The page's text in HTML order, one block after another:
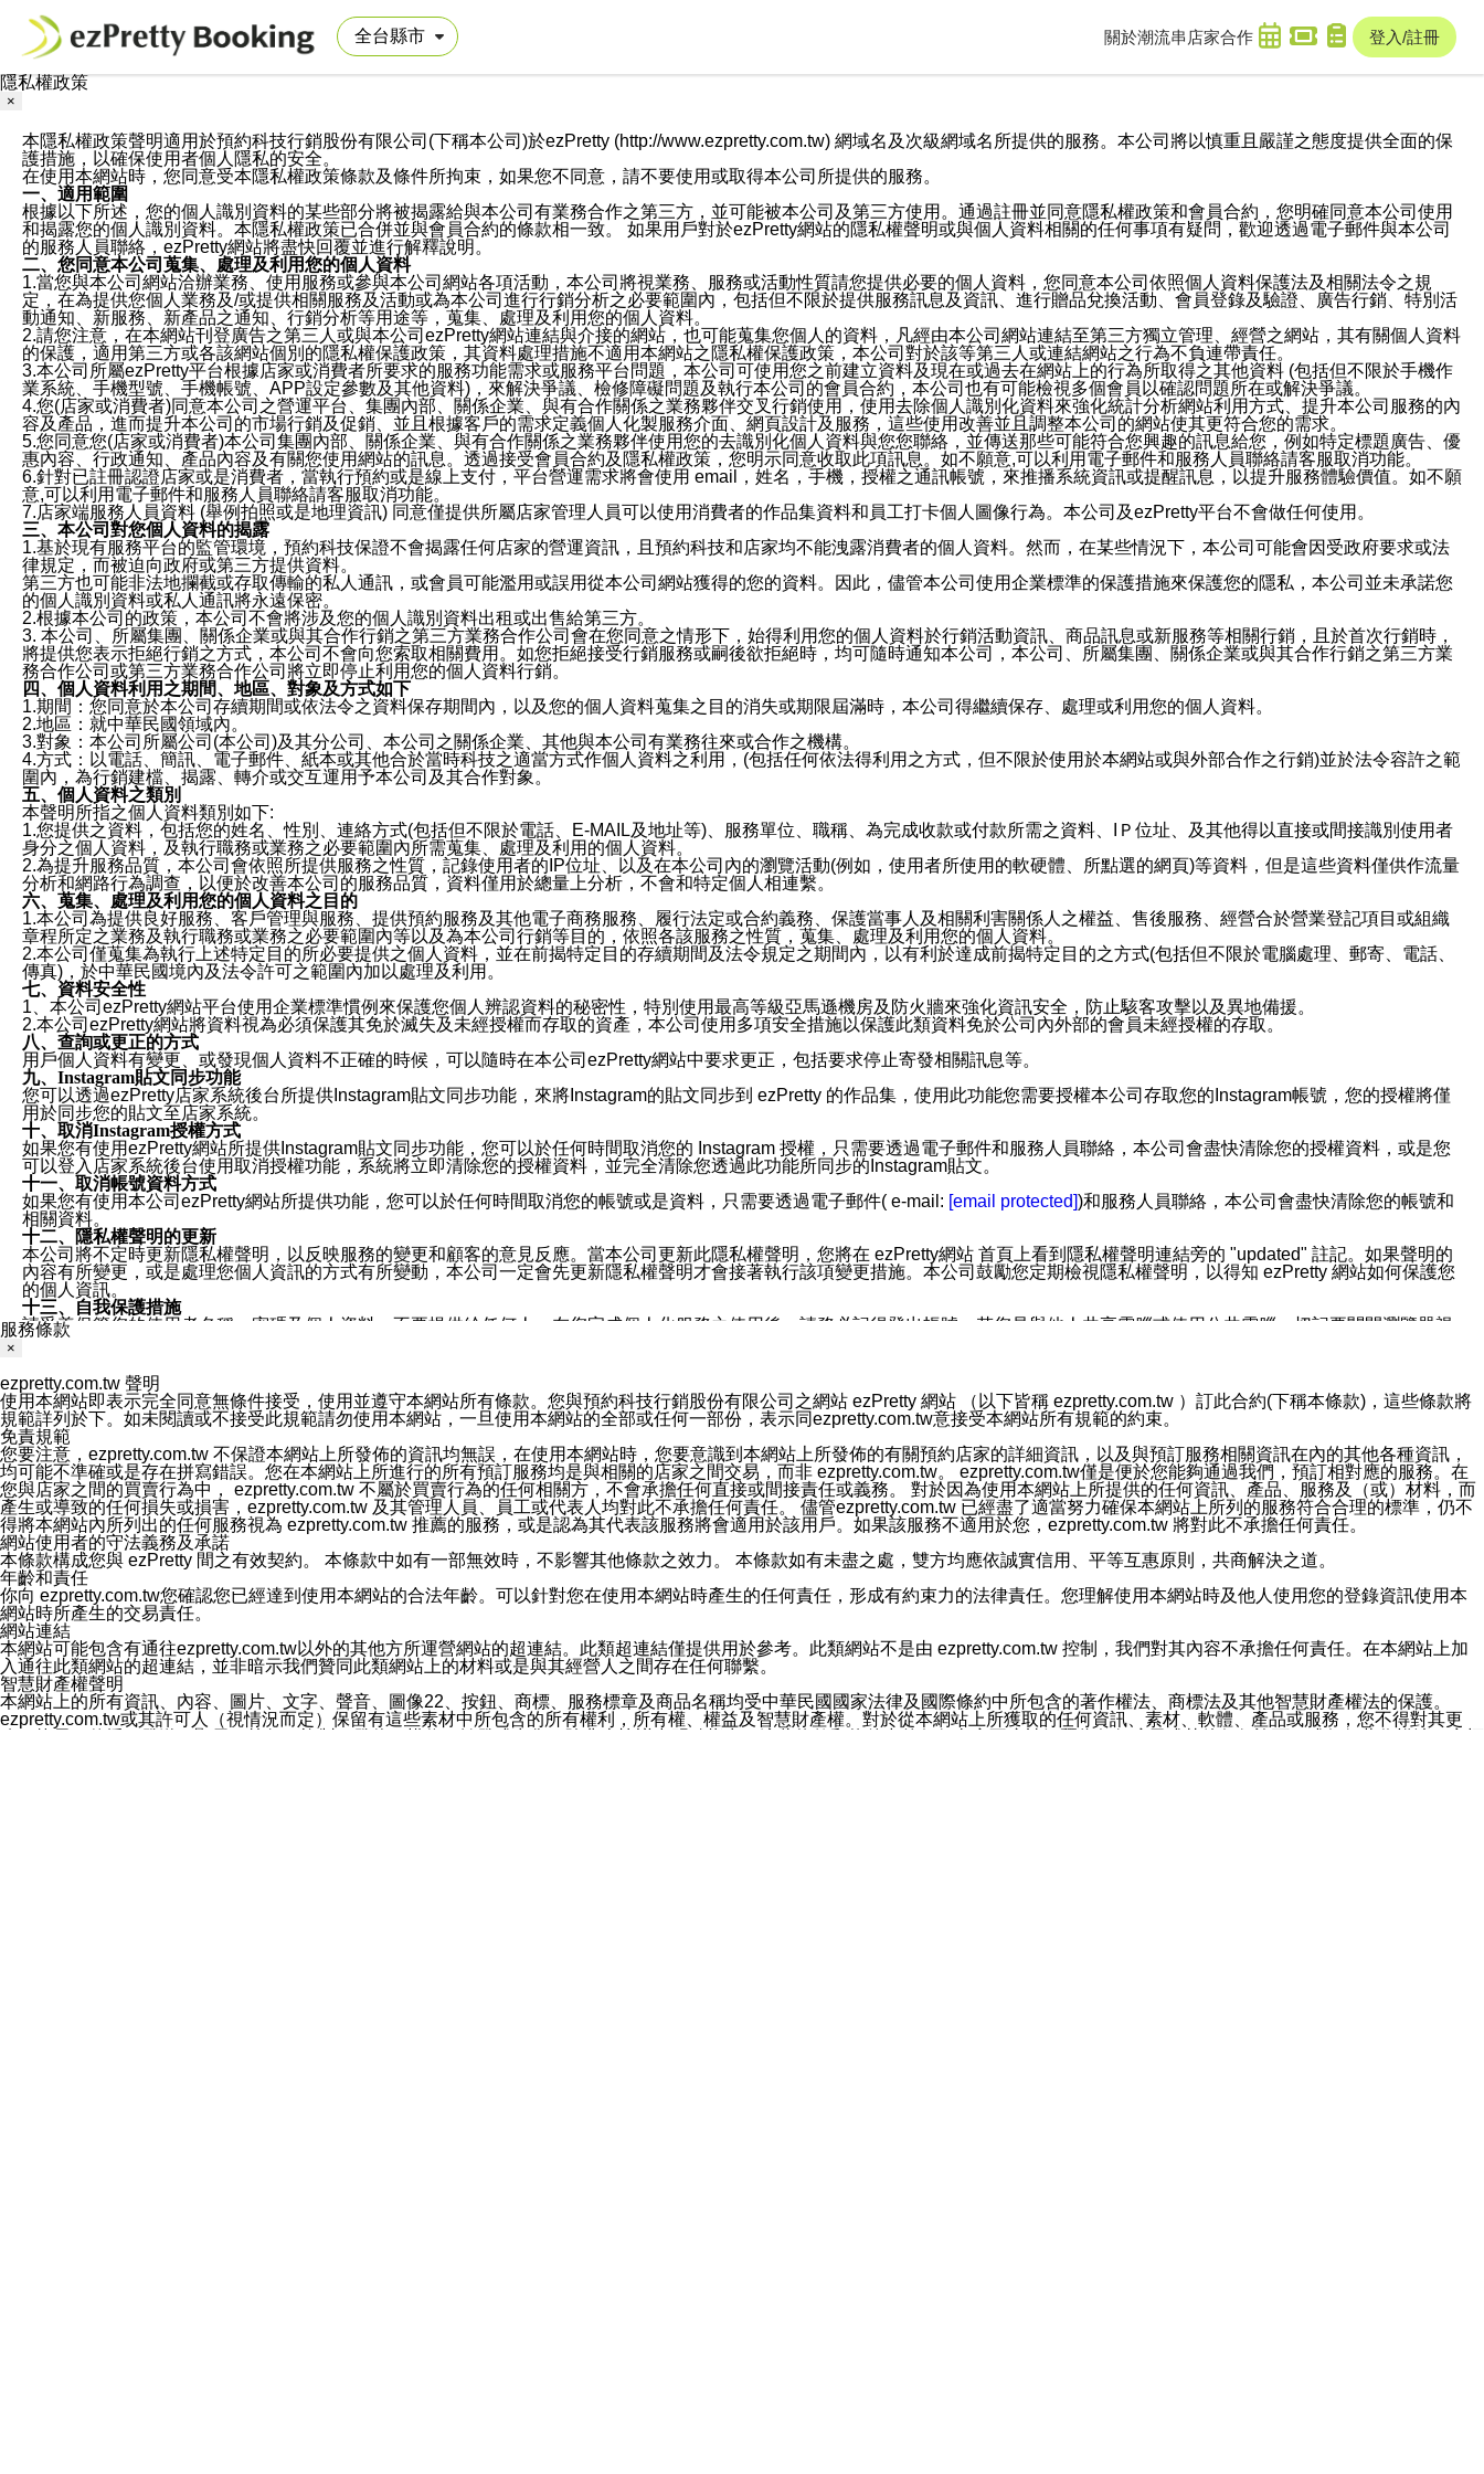
關於潮流串 店家合作 登入/註冊
隱私權政策
×
本隱私權政策聲明適用於預約科技行銷股份有限公司(下稱本公司)於ezPretty (http://www.ezpretty.com.tw) 網域名及次級網域名所提供的服務。本公司將以慎重且嚴謹之態度提供全面的保
護措施，以確保使用者個人隱私的安全。
在使用本網站時，您同意受本隱私權政策條款及條件所拘束，如果您不同意，請不要使用或取得本公司所提供的服務。
一、適用範圍
根據以下所述，您的個人識別資料的某些部分將被揭露給與本公司有業務合作之第三方，並可能被本公司及第三方使用。通過註冊並同意隱私權政策和會員合約，您明確同意本公司使用
和揭露您的個人識別資料。本隱私權政策已合併並與會員合約的條款相一致。 如果用戶對於ezPretty網站的隱私權聲明或與個人資料相關的任何事項有疑問，歡迎透過電子郵件與本公司
的服務人員聯絡，ezPretty網站將盡快回覆並進行解釋說明。
二、您同意本公司蒐集、處理及利用您的個人資料
1.當您與本公司網站洽辦業務、使用服務或參與本公司網站各項活動，本公司將視業務、服務或活動性質請您提供必要的個人資料，您同意本公司依照個人資料保護法及相關法令之規
定，在為提供您個人業務及/或提供相關服務及活動或為本公司進行行銷分析之必要範圍內，包括但不限於提供服務訊息及資訊、進行贈品兌換活動、會員登錄及驗證、廣告行銷、特別活
動通知、新服務、新產品之通知、行銷分析等用途等，蒐集、處理及利用您的個人資料。
2.請您注意，在本網站刊登廣告之第三人或與本公司ezPretty網站連結與介接的網站，也可能蒐集您個人的資料，凡經由本公司網站連結至第三方獨立管理、經營之網站，其有關個人資料
的保護，適用第三方或各該網站個別的隱私權保護政策，其資料處理措施不適用本網站之隱私權保護政策，本公司對於該等第三人或連結網站之行為不負連帶責任。
3.本公司所屬ezPretty平台根據店家或消費者所要求的服務功能需求或服務平台問題，本公司可使用您之前建立資料及現在或過去在網站上的行為所取得之其他資料 (包括但不限於手機作
業系統、手機型號、手機帳號、APP設定參數及其他資料)，來解決爭議、檢修障礙問題及執行本公司的會員合約，本公司也有可能檢視多個會員以確認問題所在或解決爭議。
4.您(店家或消費者)同意本公司之營運平台、集團內部、關係企業、與有合作關係之業務夥伴交叉行銷使用，使用去除個人識別化資料來強化統計分析網站利用方式、提升本公司服務的內
容及產品，進而提升本公司的市場行銷及促銷、並且根據客戶的需求定義個人化製服務介面、網頁設計及服務，這些使用改善並且調整本公司的網站使其更符合您的需求。
5.您同意您(店家或消費者)本公司集團內部、關係企業、與有合作關係之業務夥伴使用您的去識別化個人資料與您您聯絡，並傳送那些可能符合您興趣的訊息給您，例如特定標題廣告、優
惠內容、行政通知、產品內容及有關您使用網站的訊息。透過接受會員合約及隱私權政策，您明示同意收取此項訊息。如不願意,可以利用電子郵件和服務人員聯絡請客服取消功能。
6.針對已註冊認證店家或是消費者，當執行預約或是線上支付，平台營運需求將會使用 email，姓名，手機，授權之通訊帳號，來推播系統資訊或提醒訊息，以提升服務體驗價值。如不願
意,可以利用電子郵件和服務人員聯絡請客服取消功能。
7.店家端服務人員資料 (舉例拍照或是地理資訊) 同意僅提供所屬店家管理人員可以使用消費者的作品集資料和員工打卡個人圖像行為。本公司及ezPretty平台不會做任何使用。
三、本公司對您個人資料的揭露
1.基於現有服務平台的監管環境，預約科技保證不會揭露任何店家的營運資訊，且預約科技和店家均不能洩露消費者的個人資料。然而，在某些情況下，本公司可能會因受政府要求或法
律規定，而被迫向政府或第三方提供資料。
第三方也可能非法地攔截或存取傳輸的私人通訊，或會員可能濫用或誤用從本公司網站獲得的您的資料。因此，儘管本公司使用企業標準的保護措施來保護您的隱私，本公司並未承諾您
的個人識別資料或私人通訊將永遠保密。
2.根據本公司的政策，本公司不會將涉及您的個人識別資料出租或出售給第三方。
3. 本公司、所屬集團、關係企業或與其合作行銷之第三方業務合作公司會在您同意之情形下，始得利用您的個人資料於行銷活動資訊、商品訊息或新服務等相關行銷，且於首次行銷時，
將提供您表示拒絕行銷之方式，本公司不會向您索取相關費用。如您拒絕接受行銷服務或嗣後欲拒絕時，均可隨時通知本公司，本公司、所屬集團、關係企業或與其合作行銷之第三方業
務合作公司或第三方業務合作公司將立即停止利用您的個人資料行銷。
四、個人資料利用之期間、地區、對象及方式如下
1.期間：您同意於本公司存續期間或依法令之資料保存期間內，以及您的個人資料蒐集之目的消失或期限屆滿時，本公司得繼續保存、處理或利用您的個人資料。
2.地區：就中華民國領域內。
3.對象：本公司所屬公司(本公司)及其分公司、本公司之關係企業、其他與本公司有業務往來或合作之機構。
4.方式：以電話、簡訊、電子郵件、紙本或其他合於當時科技之適當方式作個人資料之利用，(包括任何依法得利用之方式，但不限於使用於本網站或與外部合作之行銷)並於法令容許之範
圍內，為行銷建檔、揭露、轉介或交互運用予本公司及其合作對象。
五、個人資料之類別
本聲明所指之個人資料類別如下:
1.您提供之資料，包括您的姓名、性別、連絡方式(包括但不限於電話、E-MAIL及地址等)、服務單位、職稱、為完成收款或付款所需之資料、IＰ位址、及其他得以直接或間接識別使用者
身分之個人資料，及執行職務或業務之必要範圍內所需蒐集、處理及利用的個人資料。
2.為提升服務品質，本公司會依照所提供服務之性質，記錄使用者的IP位址、以及在本公司內的瀏覽活動(例如，使用者所使用的軟硬體、所點選的網頁)等資料，但是這些資料僅供作流量
分析和網路行為調查，以便於改善本公司的服務品質，資料僅用於總量上分析，不會和特定個人相連繫。
六、蒐集、處理及利用您的個人資料之目的
1.本公司為提供良好服務、客戶管理與服務、提供預約服務及其他電子商務服務、履行法定或合約義務、保護當事人及相關利害關係人之權益、售後服務、經營合於營業登記項目或組織
章程所定之業務及執行職務或業務之必要範圍內等以及為本公司行銷等目的，依照各該服務之性質，蒐集、處理及利用您的個人資料。
2.本公司僅蒐集為執行上述特定目的所必要提供之個人資料，並在前揭特定目的存續期間及法令規定之期間內，以有利於達成前揭特定目的之方式(包括但不限於電腦處理、郵寄、電話、
傳真)，於中華民國境內及法令許可之範圍內加以處理及利用。
七、資料安全性
1、本公司ezPretty網站平台使用企業標準慣例來保護您個人辨認資料的秘密性，特別使用最高等級亞馬遜機房及防火牆來強化資訊安全，防止駭客攻擊以及異地備援。
2.本公司ezPretty網站將資料視為必須保護其免於滅失及未經授權而存取的資產，本公司使用多項安全措施以保護此類資料免於公司內外部的會員未經授權的存取。
八、查詢或更正的方式
用戶個人資料有變更、或發現個人資料不正確的時候，可以隨時在本公司ezPretty網站中要求更正，包括要求停止寄發相關訊息等。
九、Instagram貼文同步功能
您可以透過ezPretty店家系統後台所提供Instagram貼文同步功能，來將Instagram的貼文同步到 ezPretty 的作品集，使用此功能您需要授權本公司存取您的Instagram帳號，您的授權將僅
用於同步您的貼文至店家系統。
十、取消Instagram授權方式
如果您有使用ezPretty網站所提供Instagram貼文同步功能，您可以於任何時間取消您的 Instagram 授權，只需要透過電子郵件和服務人員聯絡，本公司會盡快清除您的授權資料，或是您
可以登入店家系統後台使用取消授權功能，系統將立即清除您的授權資料，並完全清除您透過此功能所同步的Instagram貼文。
十一、取消帳號資料方式
如果您有使用本公司ezPretty網站所提供功能，您可以於任何時間取消您的帳號或是資料，只需要透過電子郵件( e-mail: [email protected])和服務人員聯絡，本公司會盡快清除您的帳號和
相關資料。
十二、隱私權聲明的更新
本公司將不定時更新隱私權聲明，以反映服務的變更和顧客的意見反應。當本公司更新此隱私權聲明，您將在 ezPretty網站 首頁上看到隱私權聲明連結旁的 "updated" 註記。如果聲明的
內容有所變更，或是處理您個人資訊的方式有所變動，本公司一定會先更新隱私權聲明才會接著執行該項變更措施。本公司鼓勵您定期檢視隱私權聲明，以得知 ezPretty 網站如何保護您
的個人資訊。
十三、自我保護措施
請妥善保管您的使用者名稱、密碼及個人資料，不要提供給任何人。在您完成個人化服務之使用後，請務必記得登出帳號。若您是與他人共享電腦或使用公共電腦，切記要關閉瀏覽器視
窗，以防止他人讀取您的個人資料、信件或進入所機關管理區。
您同意本公司網站，透過您所提供的郵件地址與您取得聯絡並傳送或宣傳本網站各項服務之資料或電子郵件供您參考。您能依照該資料或電子郵件所指示之方法、說明或功能連結，隨時
停止接收這些資料或電子郵件。
十五、訊息通知
本公司/本服務將以通知型訊息傳送重要訊息給您。即使未加入本公司/本服務好友，您仍可接收到通知型訊息。
本公司/本服務傳送之通知型訊息以對您有效且重要的訊息為限，以廣告或其他目的的訊息皆不會被傳送。滿足以下三個條件者，將可收到通知型訊息。
1.LINE 帳號設定的電話號碼與本公司/本服務所傳來的電話號碼比對相符。
2.該 LINE 帳號已在 LINE APP 設定中，同意接收通知型訊息。
3.LINE 帳號未封鎖傳送訊息之 LINE 官方帳號。
欲變更通知型訊息的設定，操作如下：
1.點選「主頁」＞「設定」
2.點選「隱私設定」
3.點選「提供使用資料」
4.點選「LINE通知型訊息」
5.開關「接收LINE通知型訊息」
❗️關閉「接收通知型訊息」後，將不會接收到來自任何企業官方帳號或認證官方帳號的通知型訊息。
服務條款
×
ezpretty.com.tw 聲明
使用本網站即表示完全同意無條件接受，使用並遵守本網站所有條款。您與預約科技行銷股份有限公司之網站 ezPretty 網站 （以下皆稱 ezpretty.com.tw ）訂此合約(下稱本條款)，這些條款將
規範詳列於下。如未閱讀或不接受此規範請勿使用本網站，一旦使用本網站的全部或任何一部份，表示同ezpretty.com.tw意接受本網站所有規範的約束。
免責規範
您要注意，ezpretty.com.tw 不保證本網站上所發佈的資訊均無誤，在使用本網站時，您要意識到本網站上所發佈的有關預約店家的詳細資訊，以及與預訂服務相關資訊在內的其他各種資訊，
均可能不準確或是存在拼寫錯誤。您在本網站上所進行的所有預訂服務均是與相關的店家之間交易，而非 ezpretty.com.tw。 ezpretty.com.tw僅是便於您能夠通過我們，預訂相對應的服務。在
您與店家之間的買賣行為中， ezpretty.com.tw 不屬於買賣行為的任何相關方，不會承擔任何直接或間接責任或義務。 對於因為使用本網站上所提供的任何資訊、產品、服務及（或）材料，而
產生或導致的任何損失或損害，ezpretty.com.tw 及其管理人員、員工或代表人均對此不承擔任何責任。 儘管ezpretty.com.tw 已經盡了適當努力確保本網站上所列的服務符合合理的標準，仍不
得將本網站內所列出的任何服務視為 ezpretty.com.tw 推薦的服務，或是認為其代表該服務將會適用於該用戶。如果該服務不適用於您，ezpretty.com.tw 將對此不承擔任何責任。
網站使用者的守法義務及承諾
本條款構成您與 ezPretty 間之有效契約。 本條款中如有一部無效時，不影響其他條款之效力。 本條款如有未盡之處，雙方均應依誠實信用、平等互惠原則，共商解決之道。
年齡和責任
你向 ezpretty.com.tw您確認您已經達到使用本網站的合法年齡。可以針對您在使用本網站時產生的任何責任，形成有約束力的法律責任。您理解使用本網站時及他人使用您的登錄資訊使用本
網站時所產生的交易責任。
網站連結
本網站可能包含有通往ezpretty.com.tw以外的其他方所運營網站的超連結。此類超連結僅提供用於參考。此類網站不是由 ezpretty.com.tw 控制，我們對其內容不承擔任何責任。在本網站上加
入通往此類網站的超連結，並非暗示我們贊同此類網站上的材料或是與其經營人之間存在任何聯繫。
智慧財產權聲明
本網站上的所有資訊、內容、圖片、文字、聲音、圖像22、按鈕、商標、服務標章及商品名稱均受中華民國國家法律及國際條約中所包含的著作權法、商標法及其他智慧財產權法的保護。
ezpretty.com.tw或其許可人（視情況而定）保留有這些素材中所包含的所有權利，所有權、權益及智慧財產權。對於從本網站上所獲取的任何資訊、素材、軟體、產品或服務，您不得對其更